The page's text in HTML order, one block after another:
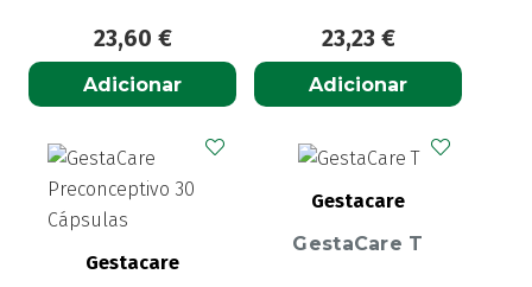
23,60 €
Adicionar
23,23 €
Adicionar
Gestacare
Gestacare
GestaCare T